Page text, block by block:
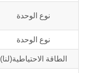
نوع الوحدة
نوع الوحدة
الطاقة الاحتياطية(لنا)